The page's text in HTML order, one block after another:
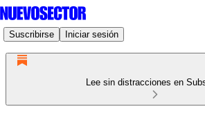
Suscribirse Iniciar sesión
Lee sin distracciones en